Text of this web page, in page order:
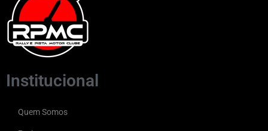
Institucional
Quem Somos